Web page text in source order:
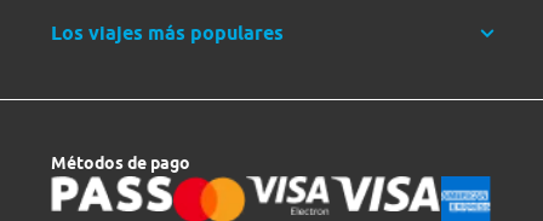
Los viajes más populares
Métodos de pago